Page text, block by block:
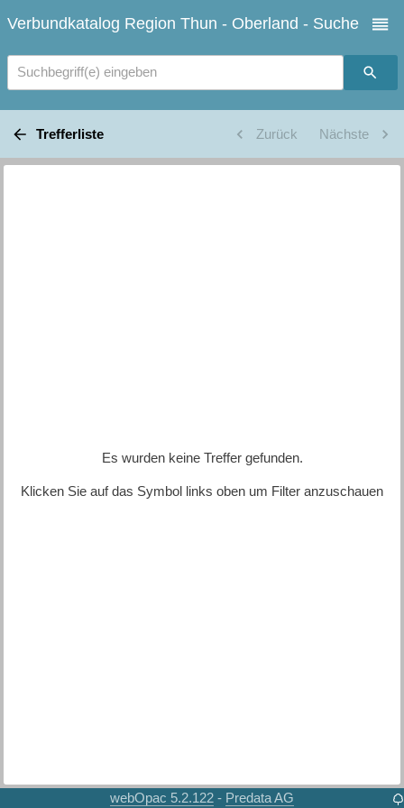
Verbundkatalog Region Thun - Oberland - Suche
Suchbegriff(e) eingeben
Trefferliste Zurück Nächste
Es wurden keine Treffer gefunden.
Klicken Sie auf das Symbol links oben um Filter anzuschauen
webOpac 5.2.122 - Predata AG